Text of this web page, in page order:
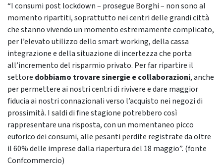
“I consumi post lockdown – prosegue Borghi – non sono al
momento ripartiti, soprattutto nei centri delle grandi città
che stanno vivendo un momento estremamente complicato,
per l’elevato utilizzo dello smart working, della cassa
integrazione e della situazione di incertezza che porta
all’incremento del risparmio privato. Per far ripartire il
settore dobbiamo trovare sinergie e collaborazioni, anche
per permettere ai nostri centri di rivivere e dare maggior
fiducia ai nostri connazionali verso l’acquisto nei negozi di
prossimità. I saldi di fine stagione potrebbero così
rappresentare una risposta, con un momentaneo picco
euforico dei consumi, alle pesanti perdite registrate da oltre
il 60% delle imprese dalla riapertura del 18 maggio”. (fonte
Confcommercio)